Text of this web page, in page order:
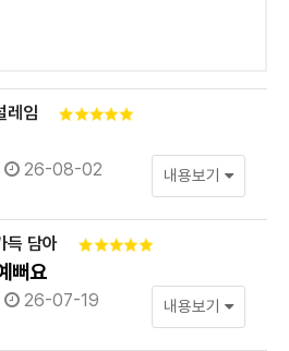
레임
26-08-02 내용보기
득 담아
뻐요
26-07-19 내용보기